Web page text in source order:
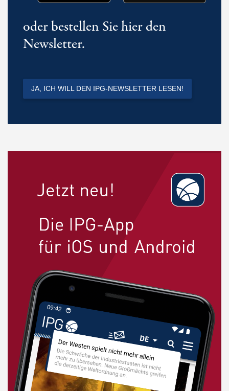
oder bestellen Sie hier den
Newsletter.
JA, ICH WILL DEN IPG-NEWSLETTER LESEN!